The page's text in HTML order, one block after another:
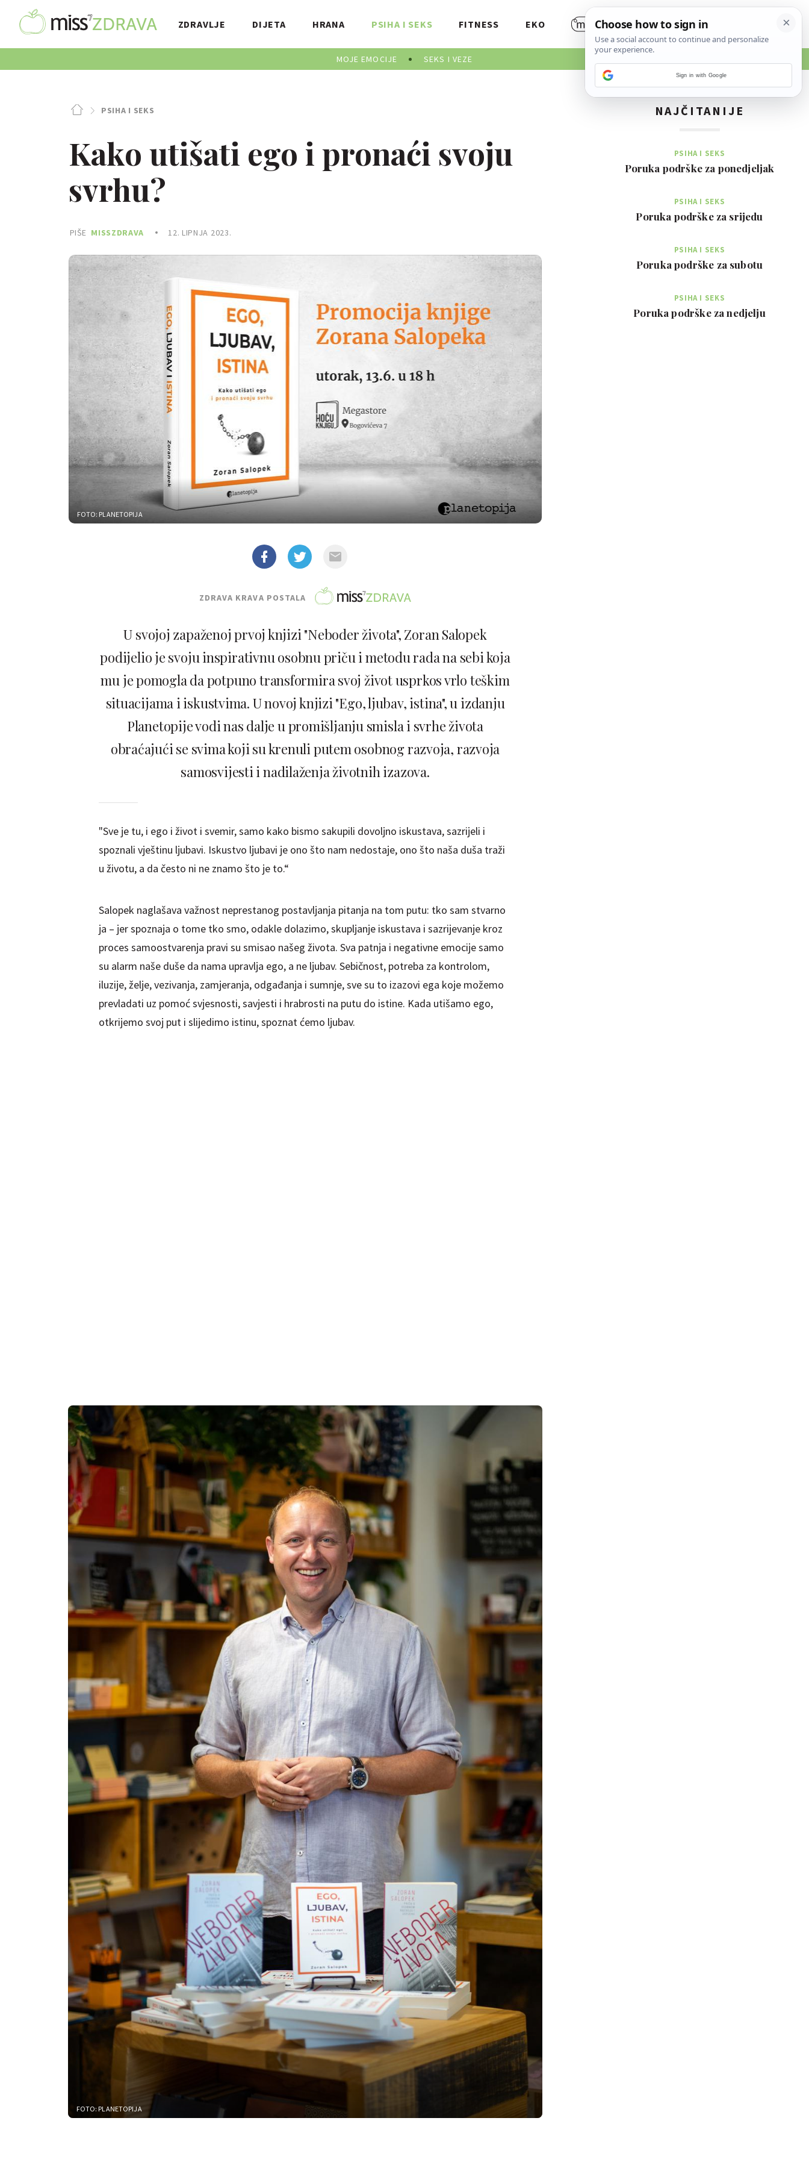
ZDRAVLJE DIJETA HRANA PSIHA I SEKS
MOJE EMOCIJE SEKS I VEZE
FITNESS EKO
PSIHA I SEKS
Kako utišati ego i pronaći svoju
svrhu?
PIŠE MISSZDRAVA 12. LIPNJA 2023.
FOTO: PLANETOPIJA
ZDRAVA KRAVA POSTALA
U svojoj zapaženoj prvoj knjizi "Neboder života", Zoran Salopek
podijelio je svoju inspirativnu osobnu priču i metodu rada na sebi koja
mu je pomogla da potpuno transformira svoj život usprkos vrlo teškim
situacijama i iskustvima. U novoj knjizi "Ego, ljubav, istina", u izdanju
Planetopije vodi nas dalje u promišljanju smisla i svrhe života
obraćajući se svima koji su krenuli putem osobnog razvoja, razvoja
samosvijesti i nadilaženja životnih izazova.
"Sve je tu, i ego i život i svemir, samo kako bismo sakupili dovoljno iskustava, sazrijeli i
spoznali vještinu ljubavi. Iskustvo ljubavi je ono što nam nedostaje, ono što naša duša traži
u životu, a da često ni ne znamo što je to.“
Salopek naglašava važnost neprestanog postavljanja pitanja na tom putu: tko sam stvarno
ja – jer spoznaja o tome tko smo, odakle dolazimo, skupljanje iskustava i sazrijevanje kroz
proces samoostvarenja pravi su smisao našeg života. Sva patnja i negativne emocije samo
su alarm naše duše da nama upravlja ego, a ne ljubav. Sebičnost, potreba za kontrolom,
iluzije, želje, vezivanja, zamjeranja, odgađanja i sumnje, sve su to izazovi ega koje možemo
prevladati uz pomoć svjesnosti, savjesti i hrabrosti na putu do istine. Kada utišamo ego,
otkrijemo svoj put i slijedimo istinu, spoznat ćemo ljubav.
FOTO: PLANETOPIJA
NAJČITANIJE
PSIHA I SEKS
Poruka podrške za ponedjeljak
PSIHA I SEKS
Poruka podrške za srijedu
PSIHA I SEKS
Poruka podrške za subotu
PSIHA I SEKS
Poruka podrške za nedjelju
Sign in with Google